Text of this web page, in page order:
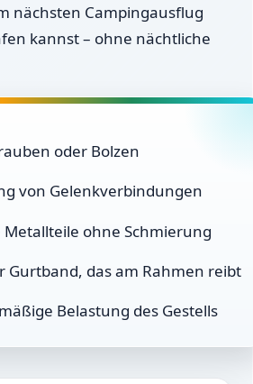
nächsten Campingausflug
kannst – ohne nächtliche
oder Bolzen
von Gelenkverbindungen
Metallteile ohne Schmierung
Gurtband, das am Rahmen reibt
Belastung des Gestells